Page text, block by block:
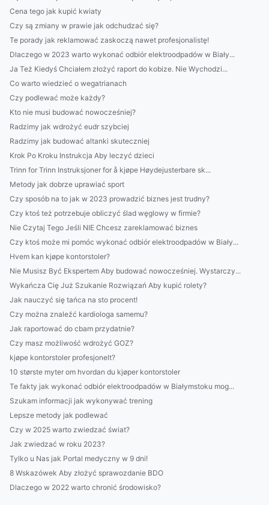
Cena tego jak kupić kwiaty
Czy są zmiany w prawie jak odchudzać się?
Te porady jak reklamować zaskoczą nawet profesjonalistę!
Dlaczego w 2023 warto wykonać odbiór elektroodpadów w Biały...
Ja Też Kiedyś Chciałem złożyć raport do kobize. Nie Wychodzi...
Co warto wiedzieć o wegatrianach
Czy podlewać może każdy?
Kto nie musi budować nowocześniej?
Radzimy jak wdrożyć eudr szybciej
Radzimy jak budować altanki skuteczniej
Krok Po Kroku Instrukcja Aby leczyć dzieci
Trinn for Trinn Instruksjoner for å kjøpe Høydejusterbare sk...
Metody jak dobrze uprawiać sport
Czy sposób na to jak w 2023 prowadzić biznes jest trudny?
Czy ktoś też potrzebuje obliczyć ślad węglowy w firmie?
Nie Czytaj Tego Jeśli NIE Chcesz zareklamować biznes
Czy ktoś może mi pomóc wykonać odbiór elektroodpadów w Biały...
Hvem kan kjøpe kontorstoler?
Nie Musisz Być Ekspertem Aby budować nowocześniej. Wystarczy...
Wykańcza Cię Już Szukanie Rozwiązań Aby kupić rolety?
Jak nauczyć się tańca na sto procent!
Czy można znaleźć kardiologa samemu?
Jak raportować do cbam przydatnie?
Czy masz możliwość wdrożyć GOZ?
kjøpe kontorstoler profesjonelt?
10 største myter om hvordan du kjøper kontorstoler
Te fakty jak wykonać odbiór elektroodpadów w Białymstoku mog...
Szukam informacji jak wykonywać trening
Lepsze metody jak podlewać
Czy w 2025 warto zwiedzać świat?
Jak zwiedzać w roku 2023?
Tylko u Nas jak Portal medyczny w 9 dni!
8 Wskazówek Aby złożyć sprawozdanie BDO
Dlaczego w 2022 warto chronić środowisko?